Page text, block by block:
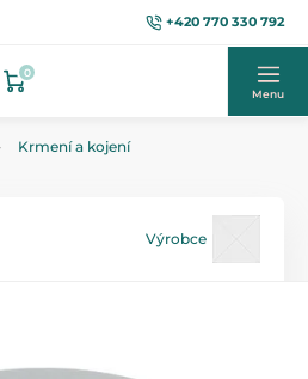
+420 770 330 792
0
Menu
Krmení a kojení
Výrobce